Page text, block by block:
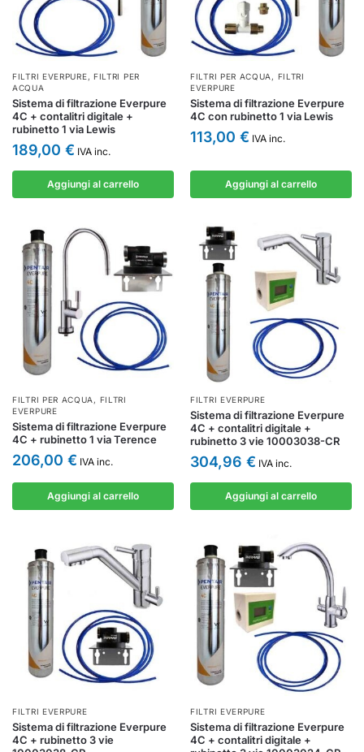
FILTRI EVERPURE, FILTRI PER
ACQUA
Sistema di filtrazione Everpure
4C + contalitri digitale +
rubinetto 1 via Lewis
189,00 € IVA inc.
Aggiungi al carrello
FILTRI PER ACQUA , FILTRI
EVERPURE
Sistema di filtrazione Everpure
4C con rubinetto 1 via Lewis
113,00 € IVA inc.
Aggiungi al carrello
FILTRI PER ACQUA , FILTRI
EVERPURE
Sistema di filtrazione Everpure
4C + rubinetto 1 via Terence
206,00 € IVA inc.
Aggiungi al carrello
FILTRI EVERPURE
Sistema di filtrazione Everpure
4C + contalitri digitale +
rubinetto 3 vie 10003038-CR
304,96 € IVA inc.
Aggiungi al carrello
FILTRI EVERPURE
Sistema di filtrazione Everpure
4C + rubinetto 3 vie
FILTRI EVERPURE
Sistema di filtrazione Everpure
4C + contalitri digitale +